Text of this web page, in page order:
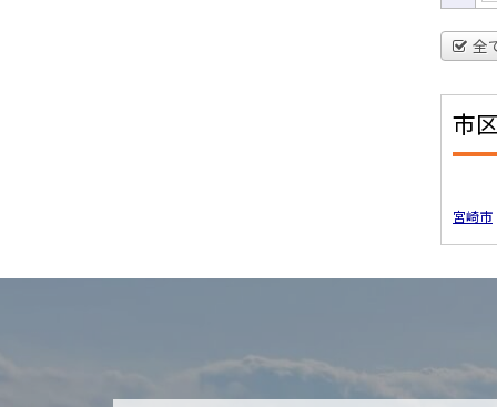
全
市
宮崎市